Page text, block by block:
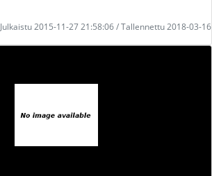
Julkaistu 2015-11-27 21:58:06 / Tallennettu 2018-03-16